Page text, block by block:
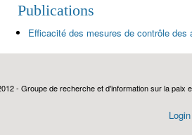
Publications
Efficacité des mesures de contrôle
- Groupe de recherche et d'information sur la paix
Login